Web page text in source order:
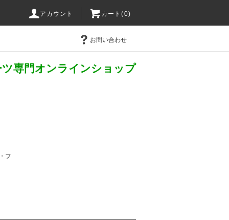
アカウント カート(0)
お問い合わせ
ツ専門オンラインショップ
フ